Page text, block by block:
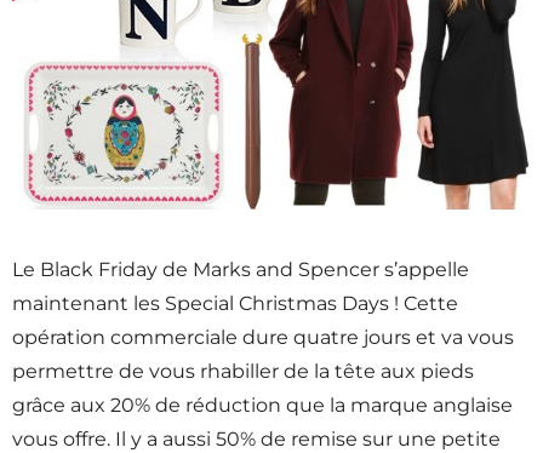
Le Black Friday de Marks and Spencer s’appelle
maintenant les Special Christmas Days ! Cette
opération commerciale dure quatre jours et va vous
permettre de vous rhabiller de la tête aux pieds
grâce aux 20% de réduction que la marque anglaise
vous offre. Il y a aussi 50% de remise sur une petite